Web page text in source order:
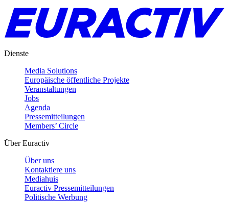
Dienste
Media Solutions
Europäische öffentliche Projekte
Veranstaltungen
Jobs
Agenda
Pressemitteilungen
Members’ Circle
Über Euractiv
Über uns
Kontaktiere uns
Mediahuis
Euractiv Pressemitteilungen
Politische Werbung